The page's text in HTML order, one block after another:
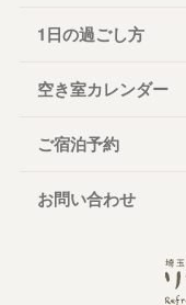
1日の過ごし方
空き室カレンダー
ご宿泊予約
お問い合わせ